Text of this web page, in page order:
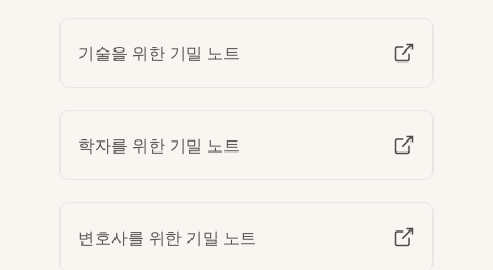
기술을 위한 기밀 노트
학자를 위한 기밀 노트
변호사를 위한 기밀 노트